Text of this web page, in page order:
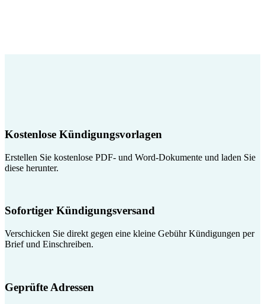
Kostenlose Kündigungsvorlagen
Erstellen Sie kostenlose PDF- und Word-Dokumente und laden Sie
diese herunter.
Sofortiger Kündigungsversand
Verschicken Sie direkt gegen eine kleine Gebühr Kündigungen per
Brief und Einschreiben.
Geprüfte Adressen